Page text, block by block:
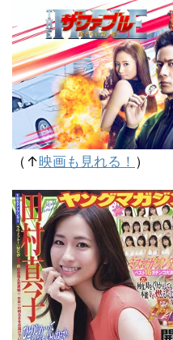
（↑映画も見れる！ ）